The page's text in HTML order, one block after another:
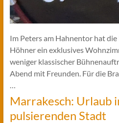
Im Peters am Hahnentor hat
Höhner ein exklusives
weniger klassischer
Abend mit Freunden. Für die
Marrakesch: Urlaub
pulsierenden Stadt